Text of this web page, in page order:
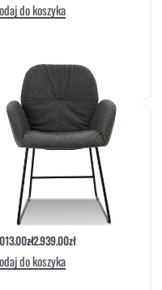
do koszyka
Krzesło Z Podłokietnikiem Siras Noga
Metalowa Druciak | Meble Matowski
zł2.939.00zł
do koszyka